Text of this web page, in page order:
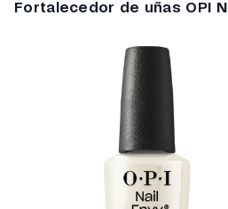
Fortalecedor de uñas OPI